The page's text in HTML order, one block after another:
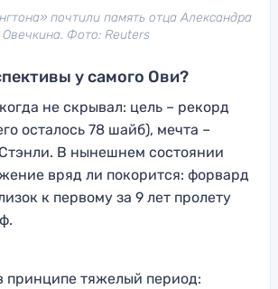
почтили память отца Александра
Овечкина. Фото: Reuters
у самого Ови?
не скрывал: цель – рекорд
осталось 78 шайб), мечта –
В нынешнем состоянии
вряд ли покорится: форвард
к первому за 9 лет пролету
принципе тяжелый период: